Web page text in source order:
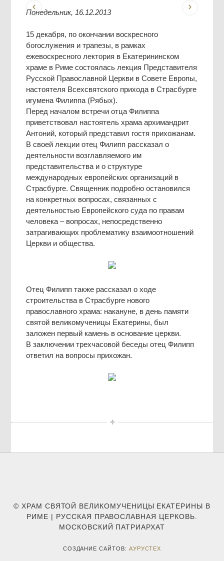
Понедельник, 16.12.2013
15 декабря, по окончании воскресного
богослужения и трапезы, в рамках
ежевоскресного лектория в Екатерининском
храме в Риме состоялась лекция Представителя
Русской Православной Церкви в Совете Европы,
настоятеля Всехсвятского прихода в Страсбурге
игумена Филиппа (Рябых).
Перед началом встречи отца Филиппа
приветствовал настоятель храма архимандрит
Антоний, который представил гостя прихожанам.
В своей лекции отец Филипп рассказал о
деятельности возглавляемого им
представительства и о структуре
международных европейских организаций в
Страсбурге. Священник подробно остановился
на конкретных вопросах, связанных с
деятельностью Европейского суда по правам
человека – вопросах, непосредственно
затрагивающих проблематику взаимоотношений
Церкви и общества.
Отец Филипп также рассказал о ходе
строительства в Страсбурге нового
православного храма: накануне, в день памяти
святой великомученицы Екатерины, был
заложен первый камень в основание церкви.
В заключении трехчасовой беседы отец Филипп
ответил на вопросы прихожан.
© ХРАМ СВЯТОЙ ВЕЛИКОМУЧЕНИЦЫ ЕКАТЕРИНЫ В
РИМЕ | РУССКАЯ ПРАВОСЛАВНАЯ ЦЕРКОВЬ.
МОСКОВСКИЙ ПАТРИАРХАТ
СОЗДАНИЕ САЙТОВ: АУРУСТЕХ